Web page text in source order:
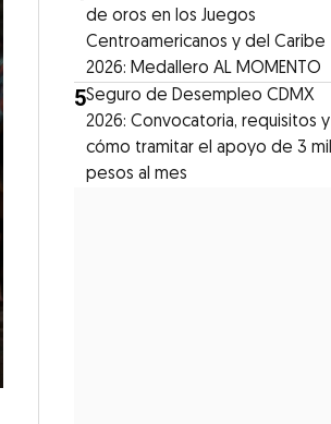
de oros en los Juegos
Centroamericanos y del Caribe
2026: Medallero AL MOMENTO
5Seguro de Desempleo CDMX
2026: Convocatoria, requisitos y
cómo tramitar el apoyo de 3 mil
pesos al mes